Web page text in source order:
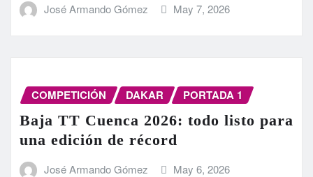
José Armando Gómez May 7, 2026
COMPETICIÓN DAKAR PORTADA 1
Baja TT Cuenca 2026: todo listo para
una edición de récord
José Armando Gómez May 6, 2026